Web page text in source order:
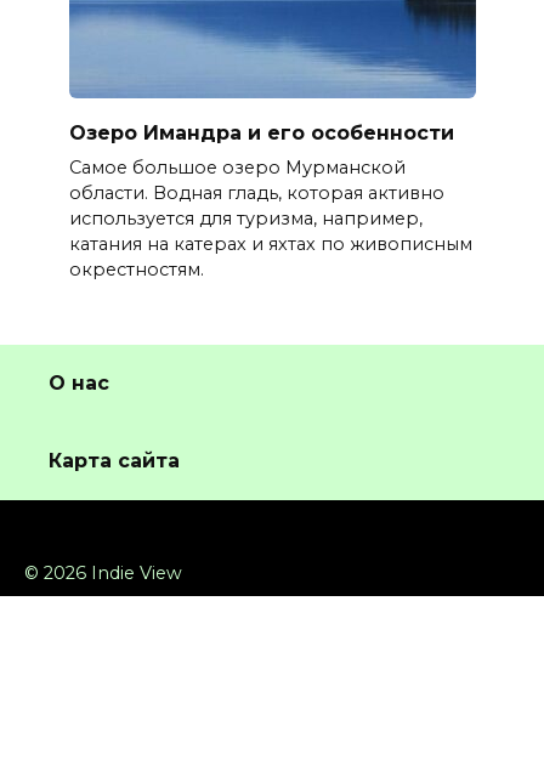
Озеро Имандра и его особенности
Самое большое озеро Мурманской
области. Водная гладь, которая активно
используется для туризма, например,
катания на катерах и яхтах по живописным
окрестностям.
О нас
Карта сайта
© 2026 Indie View